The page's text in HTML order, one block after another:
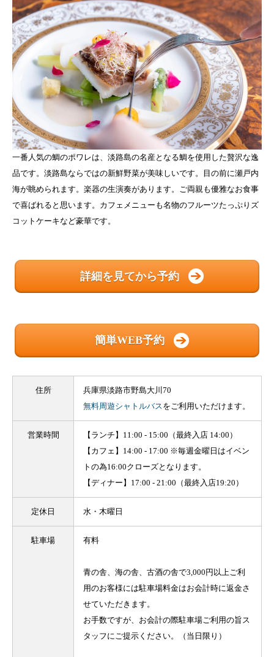
一番人気の鯛のポワレは、淡路島の名産となる鯛を使用した贅沢な逸
品です。淡路島ならではの新鮮野菜が美味しいです。目の前に瀬戸内
海が眺められます。楽器の生演奏があります。ご両親も優雅なお食事
で喜ばれると思います。カフェメニューも名物のフルーツたっぷりズ
コットケーキなど豪華です。
詳細を見てから予約
簡単WEB予約
住所
兵庫県淡路市野島大川70
無料周遊シャトルバスをご利用いただけます。
営業時間
【ランチ】11:00 - 15:00（最終入店 14:00）
【カフェ】14:00 - 17:00 ※毎週金曜日はイベン
トの為16:00クローズとなります。
【ディナー】17:00 - 21:00（最終入店19:20）
定休日 水・木曜日
駐車場 有料
青の舎、海の舎、古酒の舎で3,000円以上ご利
用のお客様には駐車場料金はお会計時に返金さ
せていただきます。
お手数ですが、お会計の際駐車場ご利用の旨ス
タッフにご提示ください。（当日限り）